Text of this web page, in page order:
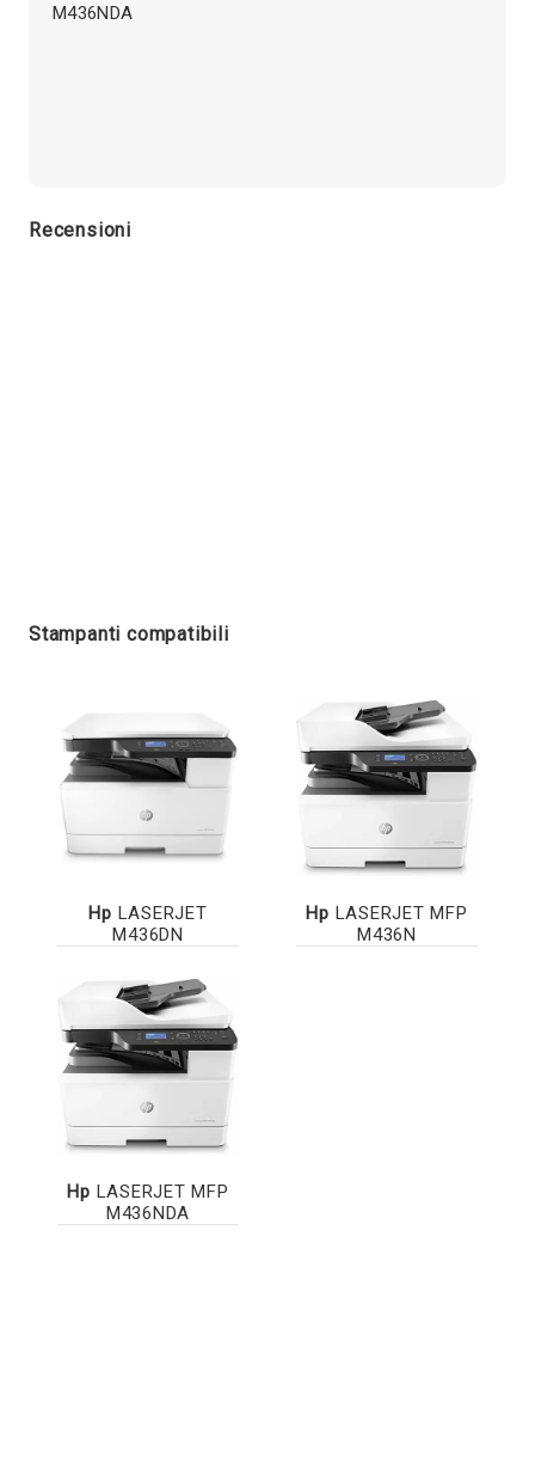
M436NDA
Recensioni
Stampanti compatibili
Hp LASERJET
M436DN
Hp LASERJET MFP
M436N
Hp LASERJET MFP
M436NDA